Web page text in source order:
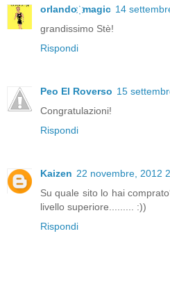
orlando ҉ magic 14
grandissimo Stè!
Rispondi
Peo El Roverso 15
Congratulazioni!
Rispondi
Kaizen 22 novembre, 2012
Su quale sito lo hai
livello superiore......... :))
Rispondi